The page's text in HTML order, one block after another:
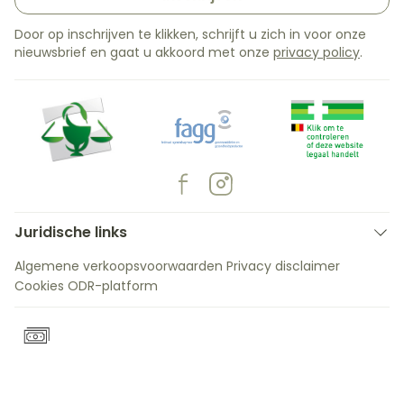
Door op inschrijven te klikken, schrijft u zich in voor onze
nieuwsbrief en gaat u akkoord met onze privacy policy.
Juridische links
Algemene verkoopsvoorwaarden Privacy disclaimer
Cookies ODR-platform